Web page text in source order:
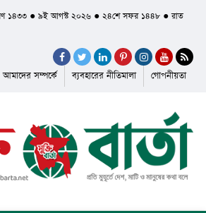
১৪৩৩ ● ৯ই আগস্ট ২০২৬ ● ২৪শে সফর ১৪৪৮ ● রাত
আমাদের সম্পর্কে ব্যবহারের নীতিমালা গোপনীয়তা